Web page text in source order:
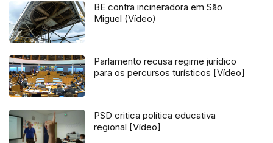
BE contra incineradora em São
Miguel (Vídeo)
Parlamento recusa regime jurídico
para os percursos turísticos [Vídeo]
PSD critica política educativa
regional [Vídeo]